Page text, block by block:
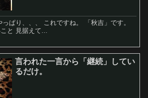
ぱり、、、 これですね。 「秋吉」です。
と 見据えて...
言われた一言から「継続」してい
るだけ。